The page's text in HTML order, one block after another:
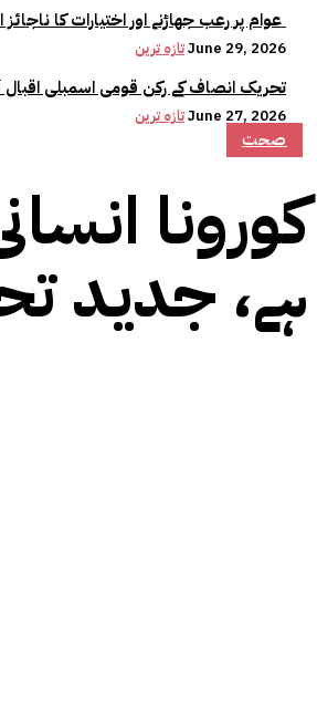
تازہ ترینJune 29, 2026
تحریک انصاف کے رکن قومی اسمبلی اقبال
تازہ ترینJune 27, 2026
صحت
کورونا
ہے، جدید